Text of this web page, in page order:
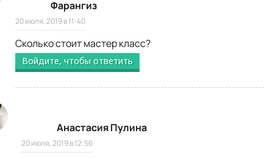
Фарангиз
20 июля, 2019 в 11:40
Сколько стоит мастер класс?
Войдите, чтобы ответить
Анастасия Пулина
20 июля, 2019 в 12:56